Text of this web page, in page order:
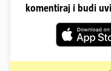
komentiraj i budi